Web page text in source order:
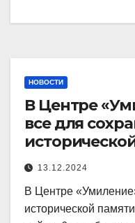
НОВОСТИ
В Центре
все для
13.12.2024
В Центре
исторической